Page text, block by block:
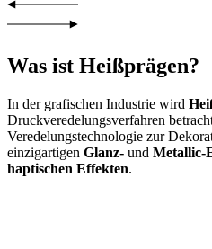
Was ist Heißprägen?
In der grafischen Industrie wird
Druckveredelungsverfahren
Veredelungstechnologie zur
einzigartigen Glanz- und Metallic-
haptischen Effekten.